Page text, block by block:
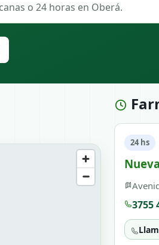
o 24 horas en Oberá.
24 hs
3755